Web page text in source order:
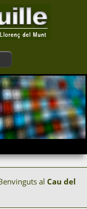
al Cau del